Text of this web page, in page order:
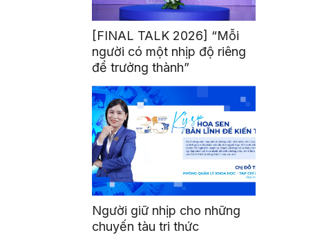
[FINAL TALK 2026] “Mỗi
người có một nhịp độ riêng
để trưởng thành”
Người giữ nhịp cho những
chuyến tàu tri thức